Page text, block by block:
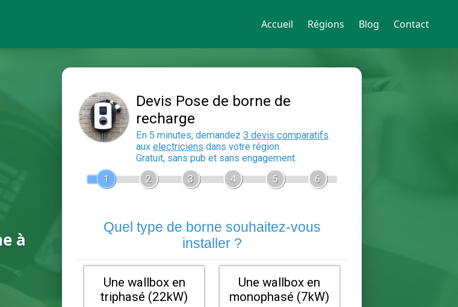
Accueil Régions Blog Contact
à
recharge
En 5 minutes, demandez
auxelectriciensdans votre région.
Gratuit, sans pub et sans engagement.
Quel type de borne souhaitez-
installer ?